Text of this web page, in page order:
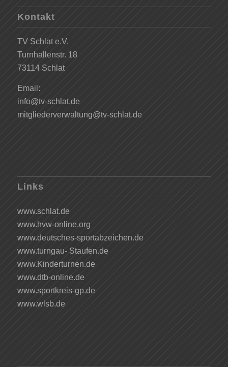
Kontakt
TV Schlat e.V.
Turnhallenstr. 18
73114 Schlat
Email:
info@tv-schlat.de
mitgliederverwaltung@tv-schlat.de
Links
www.schlat.de
www.hvw-online.org
www.deutsches-sportabzeichen.de
www.turngau- Staufen.de
www.Kinderturnen.de
www.dtb-online.de
www.sportkreis-gp.de
www.wlsb.de